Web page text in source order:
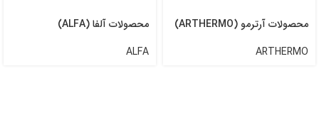
محصولات آرترمو (ARTHERMO)
ARTHERMO
محصولات آلفا (ALFA)
ALFA